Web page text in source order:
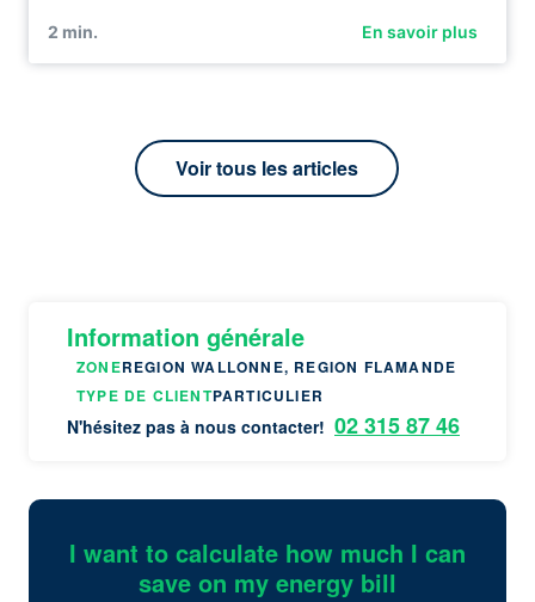
2 min. En savoir plus
Voir tous les articles
Information générale
ZONEREGION WALLONNE, REGION FLAMANDE
TYPE DE CLIENTPARTICULIER
N'hésitez pas à nous contacter! 02 315 87 46
I want to calculate how much I can
save on my energy bill